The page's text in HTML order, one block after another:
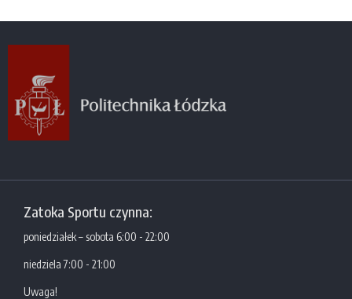
Zatoka Sportu czynna:
poniedziałek – sobota 6:00 - 22:00
niedziela 7:00 - 21:00
Uwaga!